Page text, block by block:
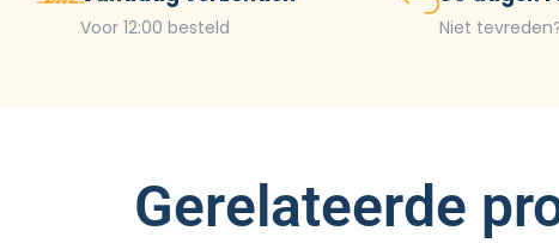
Voor 12:00 besteld Niet
Gerelateerde